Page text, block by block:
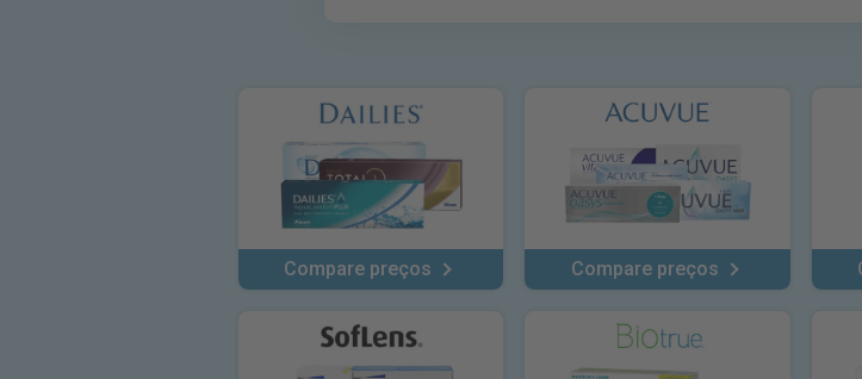
Compare preços Compare preços